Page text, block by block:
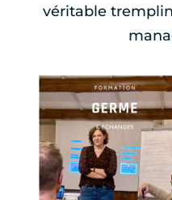
véritable